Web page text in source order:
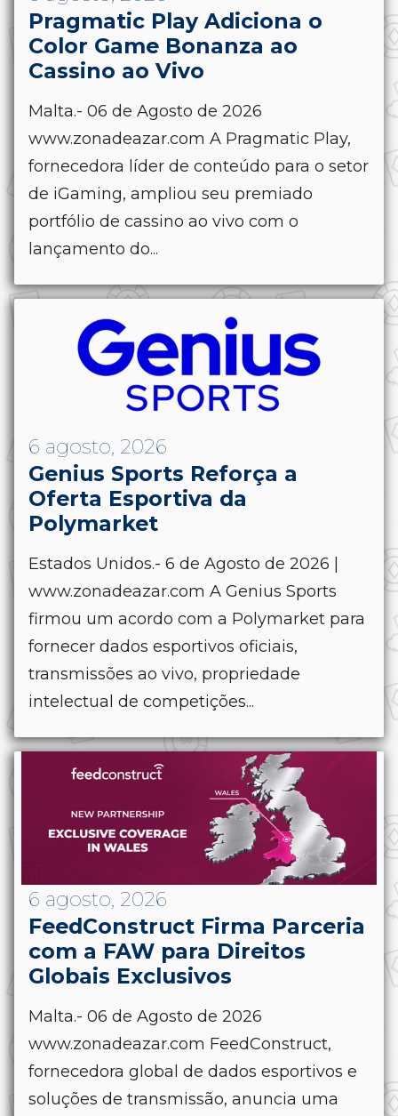
Pragmatic Play Adiciona o
Color Game Bonanza ao
Cassino ao Vivo
Malta.- 06 de Agosto de 2026
www.zonadeazar.com A Pragmatic Play,
fornecedora líder de conteúdo para o setor
de iGaming, ampliou seu premiado
portfólio de cassino ao vivo com o
lançamento do...
6 agosto, 2026
Genius Sports Reforça a
Oferta Esportiva da
Polymarket
Estados Unidos.- 6 de Agosto de 2026 |
www.zonadeazar.com A Genius Sports
firmou um acordo com a Polymarket para
fornecer dados esportivos oficiais,
transmissões ao vivo, propriedade
intelectual de competições...
6 agosto, 2026
FeedConstruct Firma Parceria
com a FAW para Direitos
Globais Exclusivos
Malta.- 06 de Agosto de 2026
www.zonadeazar.com FeedConstruct,
fornecedora global de dados esportivos e
soluções de transmissão, anuncia uma